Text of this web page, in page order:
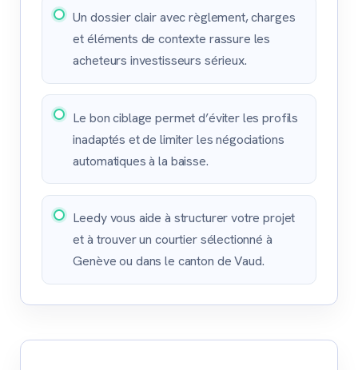
Un dossier clair avec règlement, charges
et éléments de contexte rassure les
acheteurs investisseurs sérieux.
Le bon ciblage permet d’éviter les profils
inadaptés et de limiter les négociations
automatiques à la baisse.
Leedy vous aide à structurer votre projet
et à trouver un courtier sélectionné à
Genève ou dans le canton de Vaud.